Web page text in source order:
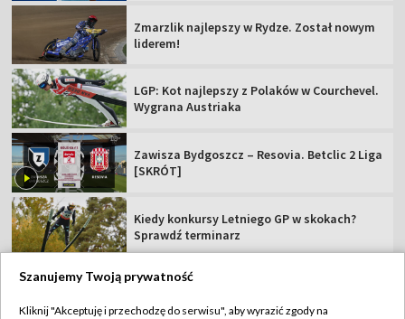
Zmarzlik najlepszy w Rydze. Został nowym
liderem!
LGP: Kot najlepszy z Polaków w Courchevel.
Wygrana Austriaka
Zawisza Bydgoszcz – Resovia. Betclic 2 Liga
[SKRÓT]
Kiedy konkursy Letniego GP w skokach?
Sprawdź terminarz
Szanujemy Twoją prywatność
Kliknij "Akceptuję i przechodzę do serwisu", aby wyrazić zgody na